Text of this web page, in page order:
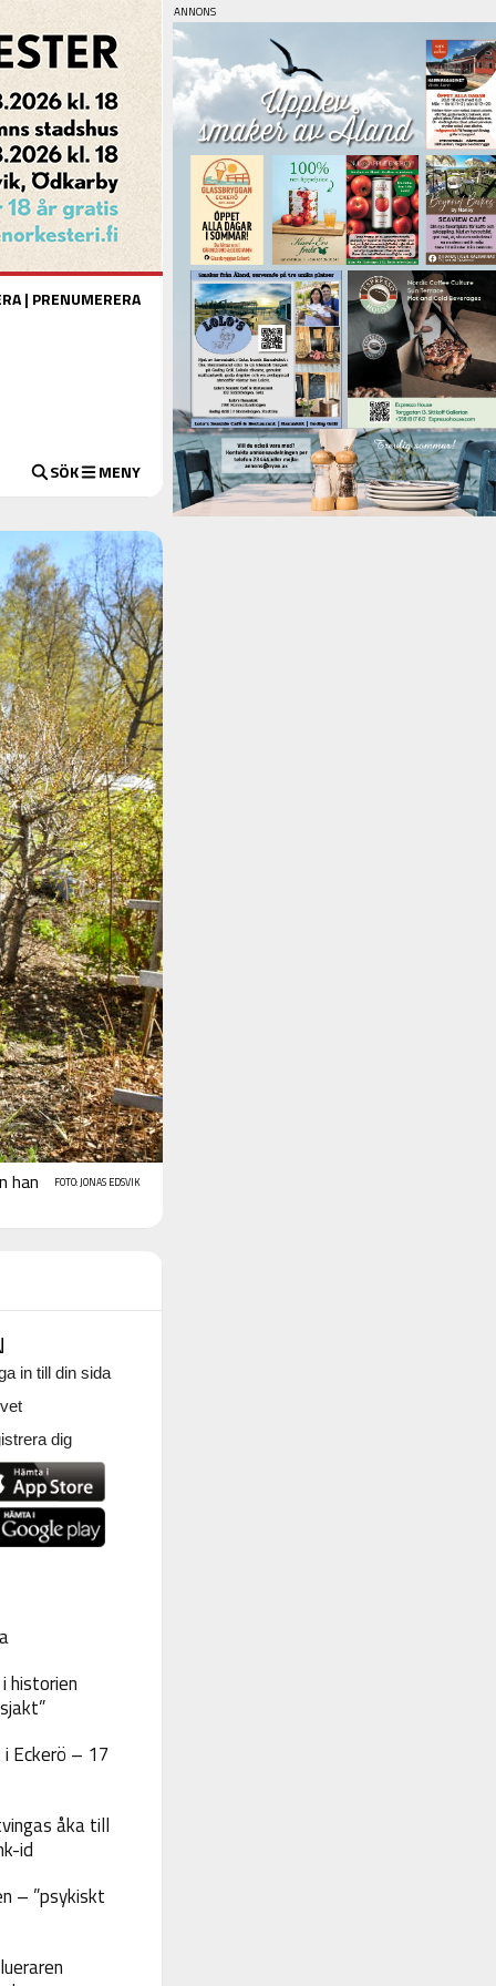
| PRENUMERERA
SÖK MENY
FOTO: JONAS EDSVIK
han
in till din sida
dig
historien
Eckerö – 17
åka till
id
– ”psykiskt